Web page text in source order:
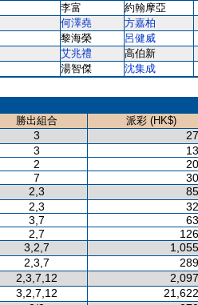
李富 約翰摩亞
何澤堯 方嘉柏
黎海榮 呂健威
艾兆禮 高伯新
湯智傑
沈集成
勝出組合
派彩 (HK$)
3
3
2
7
2,3
2,3
3,7
2,7
3,2,7
2,3,7
2,3,7,12
3,2,7,12